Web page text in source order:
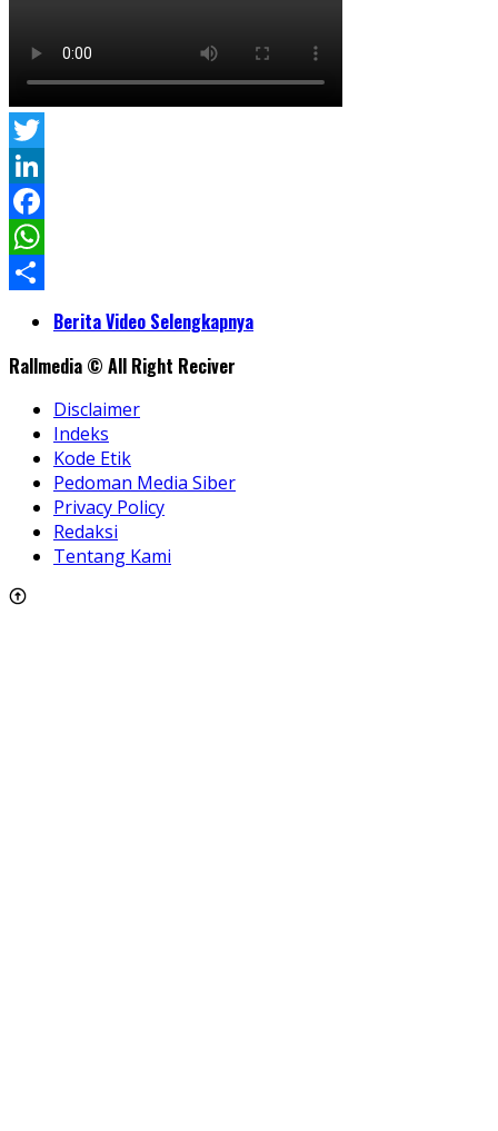
Twitter
LinkedIn
Facebook
WhatsApp
ShareBerita Video Selengkapnya
Rallmedia © All Right Reciver
Disclaimer
Indeks
Kode Etik
Pedoman Media Siber
Privacy Policy
Redaksi
Tentang Kami